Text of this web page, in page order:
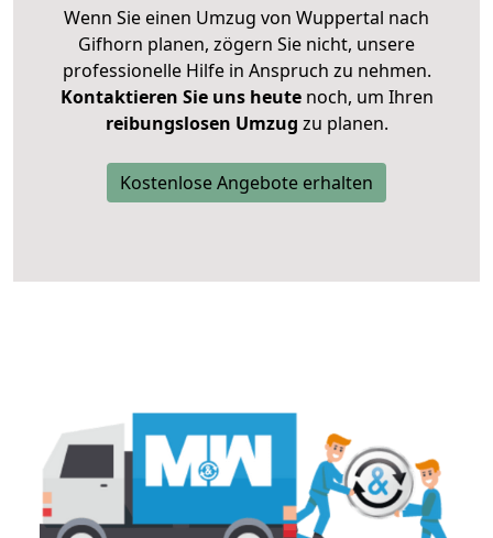
Wenn Sie einen Umzug von Wuppertal nach
Gifhorn planen, zögern Sie nicht, unsere
professionelle Hilfe in Anspruch zu nehmen.
Kontaktieren Sie uns heutenoch, um Ihren
reibungslosen Umzug zu planen.
Kostenlose Angebote erhalten